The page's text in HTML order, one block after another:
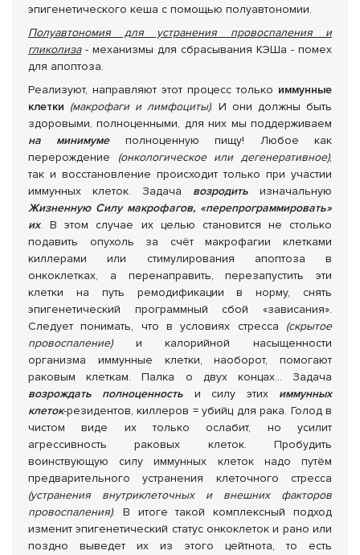
эпигенетического кеша с помощью полуавтономии.
Полуавтономия для устранения провоспаления и
гликолиза- механизмы для сбрасывания КЭШа - помех
для апоптоза.
Реализуют, направляют этот процесс только иммунные
клетки (макрофаги и лимфоциты). И они должны быть
здоровыми, полноценными, для них мы поддерживаем
на минимумеполноценную пищу! Любое как
перерождение (онкологическое или дегенеративное),
так и восстановление происходит только при участии
иммунных клеток. Задача возродить изначальную
Жизненную Силу макрофагов, «перепрограммировать»
их. В этом случае их целью становится не столько
подавить опухоль за счёт макрофагии клетками
киллерами или стимулирования апоптоза в
онкоклетках, а перенаправить, перезапустить эти
клетки на путь ремодификации в норму, снять
эпигенетический программный сбой «зависания».
Следует понимать, что в условиях стресса (скрытое
провоспаление)и калорийной насыщенности
организма иммунные клетки, наоборот, помогают
раковым клеткам. Палка о двух концах… Задача
возрождать полноценность и силу этих иммунных
клеток-резидентов, киллеров = убийц для рака. Голод в
чистом виде их только ослабит, но усилит
агрессивность раковых клеток. Пробудить
воинствующую силу иммунных клеток надо путём
предварительного устранения клеточного стресса
(устранения внутриклеточных и внешних факторов
провоспаления). В итоге такой комплексный подход
изменит эпигенетический статус онкоклеток и рано или
поздно выведет их из этого цейтнота, то есть